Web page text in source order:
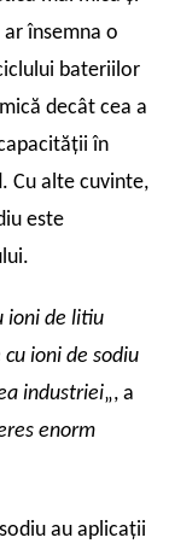
însemna o
bateriilor
decât cea a
în
Cu alte cuvinte,
este
ioni de litiu
ioni de sodiu
industriei„, a
enorm
au aplicații